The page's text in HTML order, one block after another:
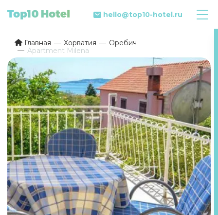
hello@top10-hotel.ru
Главная Хорватия
Оребич
Apartment Milena